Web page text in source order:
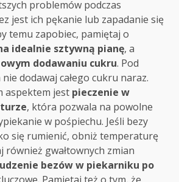
problemów podczas
jest ich pękanie lub zapadanie się
temu zapobiec, pamiętaj o
idealnie sztywną pianę, a
dodawaniu cukru. Pod
dodawaj całego cukru naraz.
aspektem jest pieczenie w
, która pozwala na powolne
w pośpiechu. Jeśli bezy
się rumienić, obniż temperaturę
również gwałtownych zmian
bezów w piekarniku po